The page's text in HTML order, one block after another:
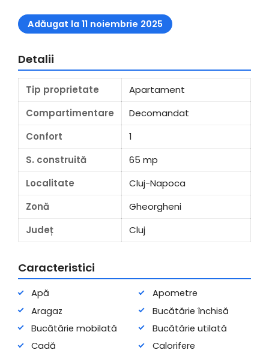
Adăugat la 11 noiembrie 2025
Detalii
Tip proprietate
Apartament
Compartimentare
Decomandat
Confort
1
S. construită
65 mp
Localitate
Cluj-Napoca
Zonă
Gheorgheni
Județ
Cluj
Caracteristici
Apă
Apometre
Aragaz
Bucătărie închisă
Bucătărie mobilată
Bucătărie utilată
Cadă
Calorifere